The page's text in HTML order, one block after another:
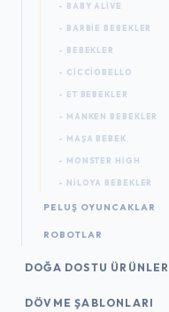
- BABY ALIVE
- BARBIE BEBEKLER
- BEBEKLER
- CICCIOBELLO
- ET BEBEKLER
- MANKEN BEBEKLER
- MAŞA BEBEK
- MONSTER HIGH
- NILOYA BEBEKLER
PELUŞ OYUNCAKLAR
ROBOTLAR
DOĞA DOSTU ÜRÜNLER
DÖVME ŞABLONLARI